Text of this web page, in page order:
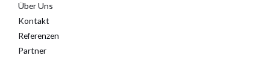
Über Uns
Kontakt
Referenzen
Partner